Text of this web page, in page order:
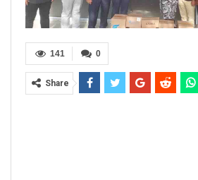
0
141
Share